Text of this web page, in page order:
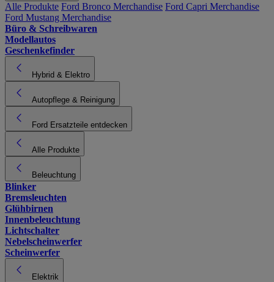
Alle Produkte Ford Bronco Merchandise Ford Capri Merchandise
Ford Mustang Merchandise
Büro & Schreibwaren
Modellautos
Geschenkefinder
Hybrid & Elektro
Autopflege & Reinigung
Ford Ersatzteile entdecken
Alle Produkte
Beleuchtung
Blinker
Bremsleuchten
Glühbirnen
Innenbeleuchtung
Lichtschalter
Nebelscheinwerfer
Scheinwerfer
Elektrik